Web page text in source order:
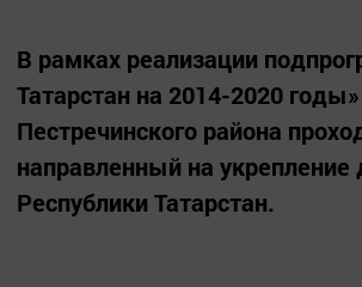
В рамках реализации
Татарстан на 2014-2020
Пестречинского района
направленный на
Республики Татарстан.